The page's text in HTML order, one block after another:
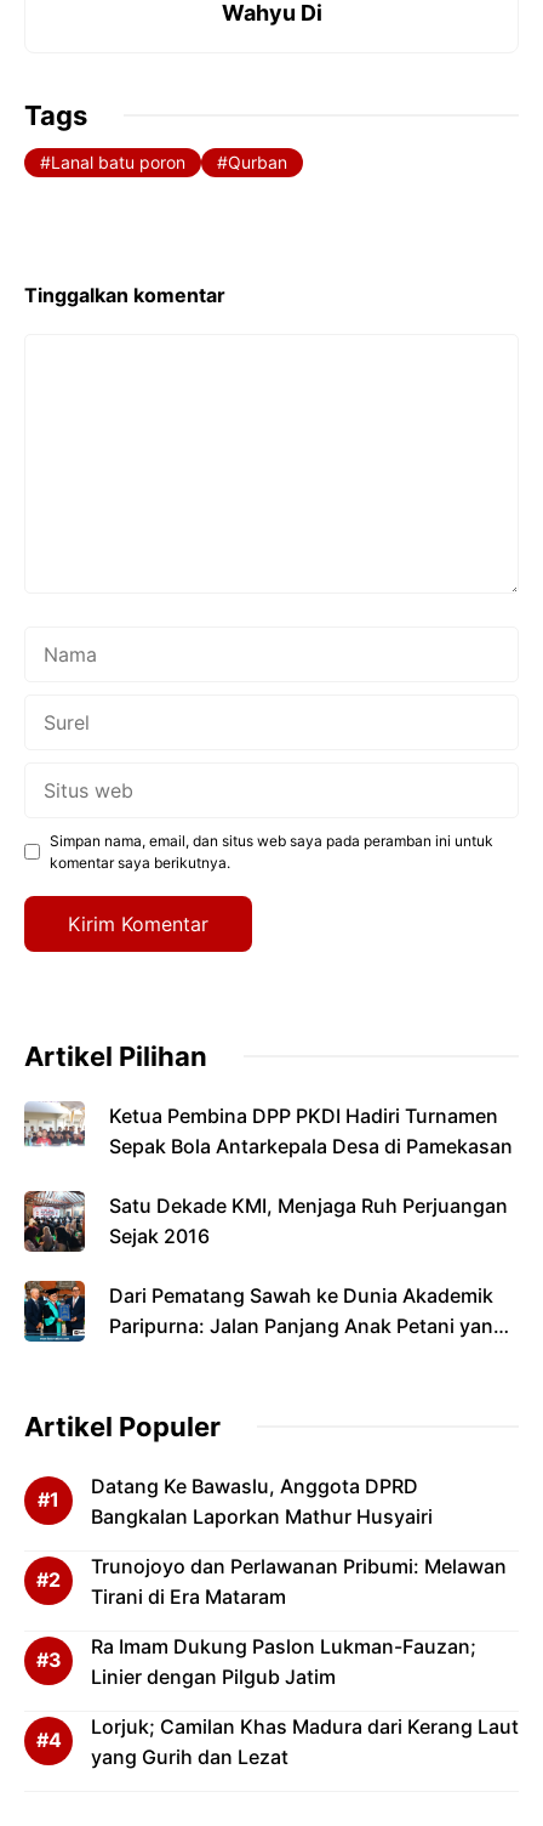
Wahyu Di
Tags
Lanal batu poron Qurban
Tinggalkan komentar
Simpan nama, email, dan situs web saya pada peramban ini untuk
komentar saya berikutnya.
Artikel Pilihan
Ketua Pembina DPP PKDI Hadiri Turnamen
Sepak Bola Antarkepala Desa di Pamekasan
Satu Dekade KMI, Menjaga Ruh Perjuangan
Sejak 2016
Dari Pematang Sawah ke Dunia Akademik
Paripurna: Jalan Panjang Anak Petani yang
Artikel Populer
Datang Ke Bawaslu, Anggota DPRD
Bangkalan Laporkan Mathur Husyairi
Trunojoyo dan Perlawanan Pribumi: Melawan
Tirani di Era Mataram
Ra Imam Dukung Paslon Lukman-Fauzan;
Linier dengan Pilgub Jatim
Lorjuk; Camilan Khas Madura dari Kerang Laut
yang Gurih dan Lezat